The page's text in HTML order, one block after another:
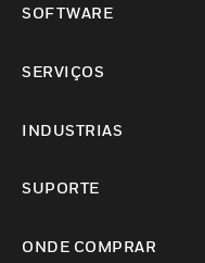
SOFTWARE
SERVIÇOS
INDUSTRIAS
SUPORTE
ONDE COMPRAR